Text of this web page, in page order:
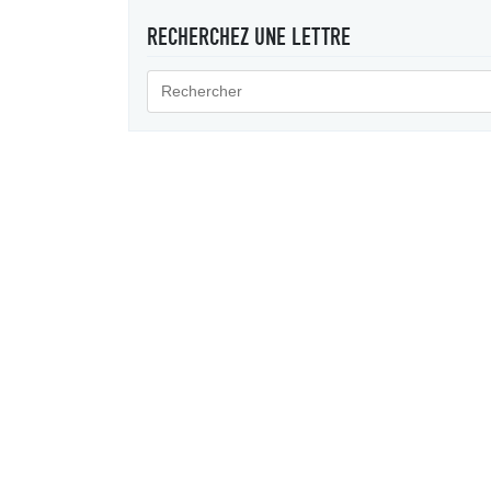
RECHERCHEZ UNE LETTRE